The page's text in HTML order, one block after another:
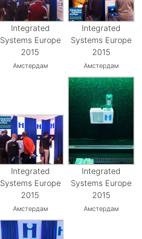
Integrated
Systems Europe
2015
Амстердам
Integrated
Systems Europe
2015
Амстердам
Integrated
Systems Europe
2015
Амстердам
Integrated
Systems Europe
2015
Амстердам